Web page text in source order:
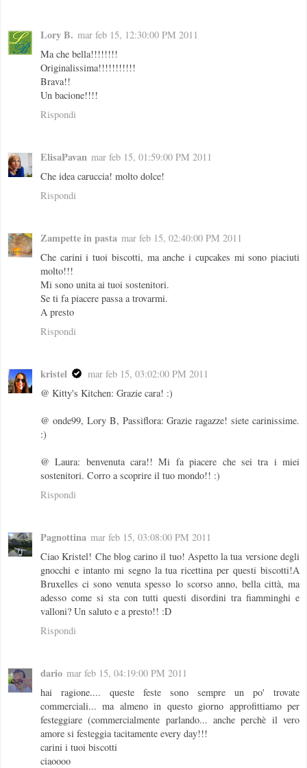
Lory B. mar feb 15, 12:30:00 PM 2011
Ma che bella!!!!!!!!
Originalissima!!!!!!!!!!!
Brava!!
Un bacione!!!!
Rispondi
ElisaPavan mar feb 15, 01:59:00 PM 2011
Che idea caruccia! molto dolce!
Rispondi
Zampette in pasta mar feb 15, 02:40:00 PM 2011
Che carini i tuoi biscotti, ma anche i cupcakes mi sono piaciuti
molto!!!
Mi sono unita ai tuoi sostenitori.
Se ti fa piacere passa a trovarmi.
A presto
Rispondi
kristel
mar feb 15, 03:02:00 PM 2011
@ Kitty's Kitchen: Grazie cara! :)
@ onde99, Lory B, Passiflora: Grazie ragazze! siete carinissime.
:)
@ Laura: benvenuta cara!! Mi fa piacere che sei tra i miei
sostenitori. Corro a scoprire il tuo mondo!! :)
Rispondi
Pagnottina mar feb 15, 03:08:00 PM 2011
Ciao Kristel! Che blog carino il tuo! Aspetto la tua versione degli
gnocchi e intanto mi segno la tua ricettina per questi biscotti!A
Bruxelles ci sono venuta spesso lo scorso anno, bella città, ma
adesso come si sta con tutti questi disordini tra fiamminghi e
valloni? Un saluto e a presto!! :D
Rispondi
dario mar feb 15, 04:19:00 PM 2011
hai ragione.... queste feste sono sempre un po' trovate
commerciali... ma almeno in questo giorno approfittiamo per
festeggiare (commercialmente parlando... anche perchè il vero
amore si festeggia tacitamente every day!!!
carini i tuoi biscotti
ciaoooo